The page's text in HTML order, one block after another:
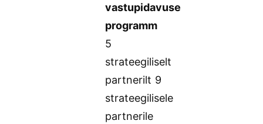
vastupidavuse
programm
5
strateegiliselt
partnerilt 9
strateegilisele
partnerile